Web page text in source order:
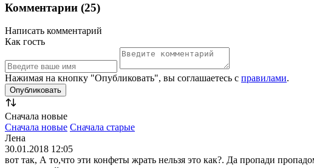
Комментарии (25)
Написать комментарий
Как гость
Нажимая на кнопку "Опубликовать", вы соглашаетесь с правилами.
Сначала новые
Сначала новые Сначала старые
Лена
30.01.2018 12:05
вот так, А то,что эти конфеты жрать нельзя это как?. Да пропади